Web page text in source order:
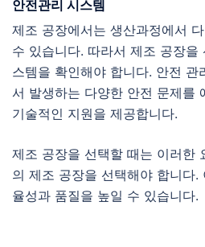
안전관리 시스템
제조 공장에서는 생산과정에서
수 있습니다. 따라서 제조 공장을
스템을 확인해야 합니다. 안전 관
서 발생하는 다양한 안전 문제를
기술적인 지원을 제공합니다.
제조 공장을 선택할 때는 이러한
의 제조 공장을 선택해야 합니다
율성과 품질을 높일 수 있습니다.